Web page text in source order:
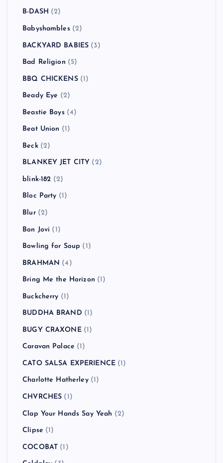
B-DASH (2)
Babyshambles(2)
BACKYARD BABIES (3)
Bad Religion (5)
BBQ CHICKENS(1)
Beady Eye (2)
Beastie Boys(4)
Beat Union (1)
Beck(2)
BLANKEY JET CITY (2)
blink-182 (2)
Bloc Party (1)
Blur(2)
Bon Jovi (1)
Bowling for Soup (1)
BRAHMAN (4)
Bring Me the Horizon (1)
Buckcherry (1)
BUDDHA BRAND (1)
BUGY CRAXONE(1)
Caravan Palace (1)
CATO SALSA EXPERIENCE (1)
Charlotte Hatherley(1)
CHVRCHES (1)
Clap Your Hands Say Yeah (2)
Clipse (1)
COCOBAT (1)